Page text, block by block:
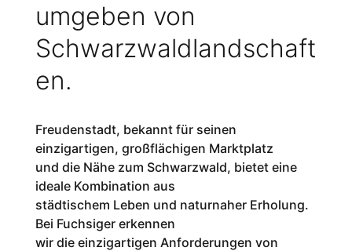
umgeben von
Schwarzwaldlandschaft
en.
Freudenstadt, bekannt für seinen
einzigartigen, großflächigen Marktplatz
und die Nähe zum Schwarzwald, bietet eine
ideale Kombination aus
städtischem Leben und naturnaher Erholung.
Bei Fuchsiger erkennen
wir die einzigartigen Anforderungen von